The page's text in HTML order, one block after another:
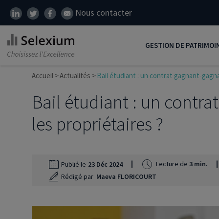
Nous contacter
GESTION DE
Développer son
Réduire ses impôts
Protéger ses proches
Défiscalisation
Accueil Actualités Bail étudiant : un contrat gagnant-
Bail étudiant : un
les propriétaires ?
Publié le 23 Déc 2024 Lecture de 3 min.
Rédigé par Maeva FLORICOURT